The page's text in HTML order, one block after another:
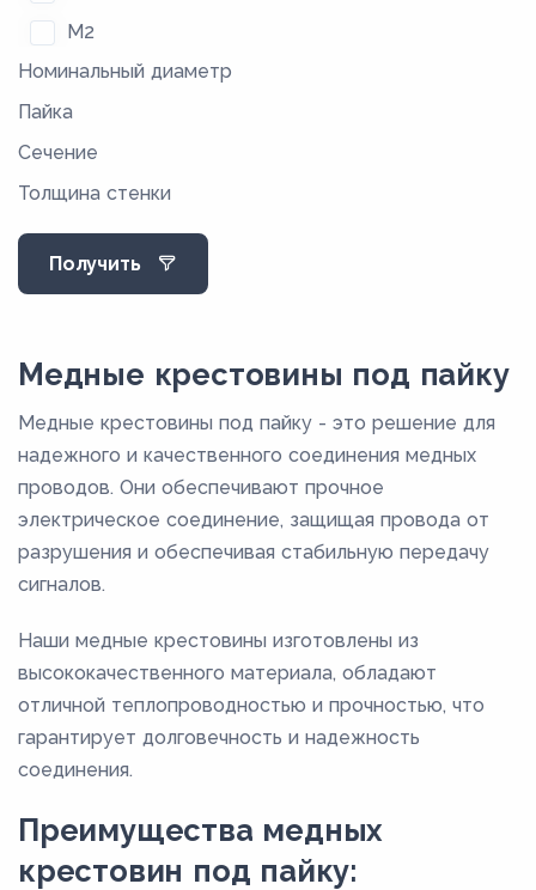
М2
М2м
М2р
М2РМ
М2т
М3
М3М
Номинальный диаметр
Пайка
Сечение
Толщина стенки
Получить
Медные крестовины под пайку
Медные крестовины под пайку - это решение для
надежного и качественного соединения медных
проводов. Они обеспечивают прочное
электрическое соединение, защищая провода от
разрушения и обеспечивая стабильную передачу
сигналов.
Наши медные крестовины изготовлены из
высококачественного материала, обладают
отличной теплопроводностью и прочностью, что
гарантирует долговечность и надежность
соединения.
Преимущества медных
крестовин под пайку: